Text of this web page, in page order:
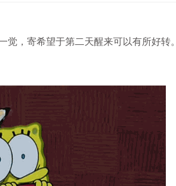
，寄希望于第二天醒来可以有所好转